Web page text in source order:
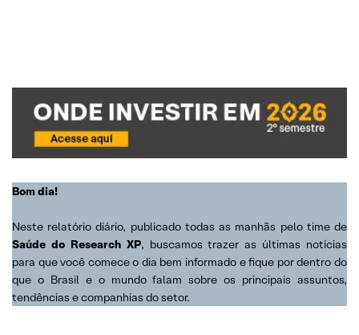
Bom dia!
Neste relatório diário, publicado todas as manhãs pelo time de
Saúde do Research XP, buscamos trazer as últimas notícias
para que você comece o dia bem informado e fique por dentro do
que o Brasil e o mundo falam sobre os principais assuntos,
tendências e companhias do setor.